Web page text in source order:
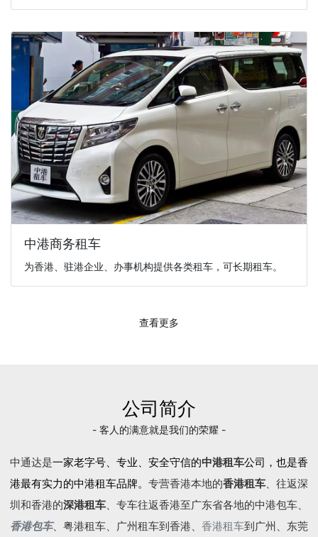
中港商务租车
为香港、驻港企业、办事机构提供各类租车，可长期租车。
查看更多
公司简介
- 客人的满意就是我们的荣耀 -
中通达是一家老字号、专业、安全守信的中港租车公司，也是香
港最有实力的中港租车品牌。 专营香港本地的香港租车、往返深
圳和香港的深港租车、专车往返香港至广东省各地的中港包车、
香港包车、 粤港租车、广州租车到香港、 香港租车到广州、东莞